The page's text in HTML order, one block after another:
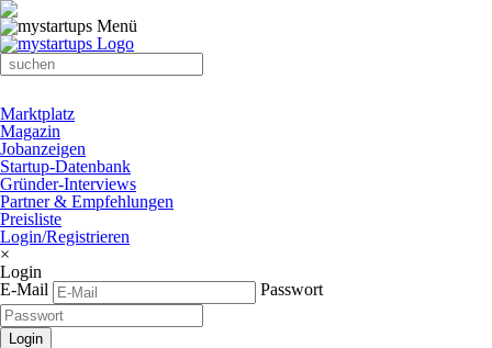
Marktplatz
Magazin
Jobanzeigen
Startup-Datenbank
Gründer-Interviews
Partner & Empfehlungen
Preisliste
Login/Registrieren
×
Login
E-Mail
Passwort